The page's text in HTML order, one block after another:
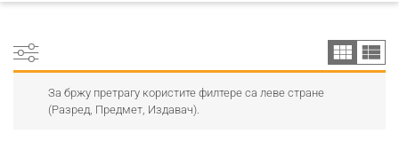
За бржу претрагу користите филтере са леве стране
(Разред, Предмет, Издавач).